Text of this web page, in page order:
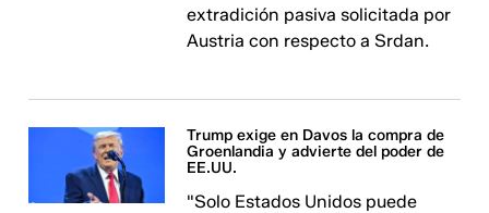
extradición pasiva solicitada por
Austria con respecto a Srdan.
Trump exige en Davos la compra de
Groenlandia y advierte del poder de
EE.UU.
"Solo Estados Unidos puede